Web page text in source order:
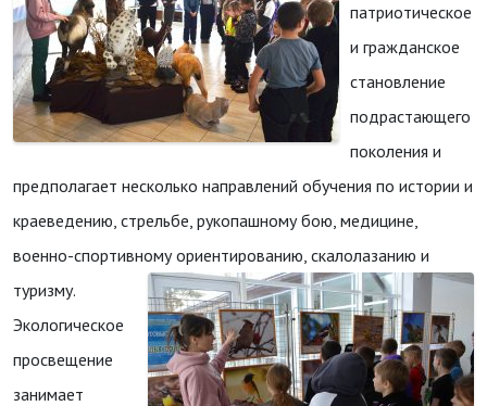
патриотическое
и гражданское
становление
подрастающего
поколения и
предполагает несколько направлений обучения по истории и
краеведению, стрельбе, рукопашному бою, медицине,
военно-спортивному ориентированию, скалолазанию и
туризму.
Экологическое
просвещение
занимает